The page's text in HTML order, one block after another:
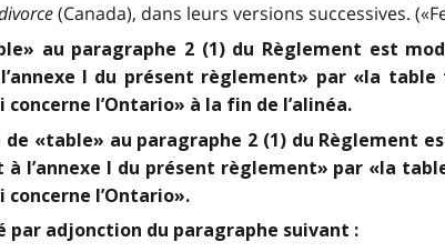
(Canada), dans leurs versions successives.
au paragraphe 2 (1) du Règlement est
I du présent règlement» par «la
l’Ontario» à la fin de l’alinéa.
«table» au paragraphe 2 (1) du Règlement
l’annexe I du présent règlement» par «la
l’Ontario».
par adjonction du paragraphe suivant :